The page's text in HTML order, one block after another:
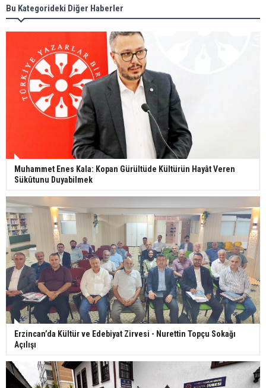
Bu Kategorideki Diğer Haberler
Muhammet Enes Kala: Kopan Gürültüde Kültürün Hayât Veren
Sükûtunu Duyabilmek
Erzincan’da Kültür ve Edebiyat Zirvesi - Nurettin Topçu Sokağı
Açılışı